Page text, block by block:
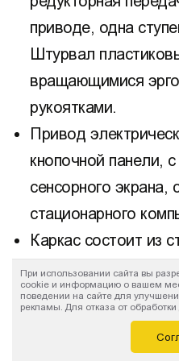
приводе, одна
Штурвал
вращающимися
рукоятками.
Привод
кнопочной панели,
сенсорного экрана,
стационарного
Каркас состоит из
и уровней
двух вариантах
металлическая
состоящие из
При использовании сайта вы
cookie и информацию о вашем
поведении на сайте для
рекламы. Для отказа от